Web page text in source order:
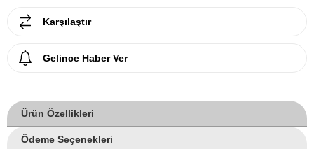
Karşılaştır
Gelince Haber Ver
Ürün Özellikleri
Ödeme Seçenekleri